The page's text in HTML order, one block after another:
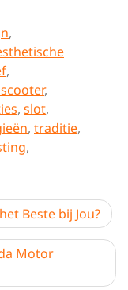
,
,
,
, slot,
, traditie,
,
Beste bij Jou?
Motor